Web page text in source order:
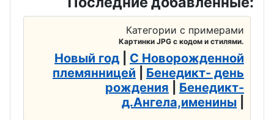
Категории с примерами
Картинки JPG с кодом и стилями.
Новый год
С Новорожденной
племянницей
Бенедикт- день
рождения
Бенедикт-
д.Ангела,именины